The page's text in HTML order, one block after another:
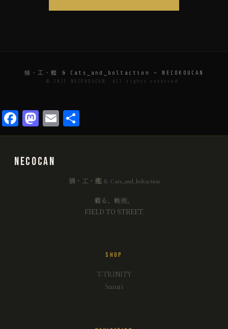
猫・工・艦 & Cats_and_boltaction — NECOKOUCAN
© 2025 NECOKOUCAN. All rights reserved.
Facebook
Mastodon
Email
有
NECOCAN
猫・工・艦 & Cats_and_boltaction
着る、戦術。
FIELD TO STREET.
SHOP
T-TRINITY
Suzuri